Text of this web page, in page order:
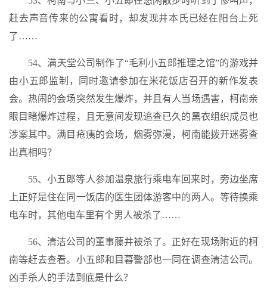
赶去声音传来的公寓看时，却发现井本氏已经在阳台上死
了……
54、满天堂公司制作了“毛利小五郎推理之馆”的游戏并
由小五郎监制，同时邀请参加在米花饭店召开的新作发表
会。热闹的会场突然发生爆炸，并且有人当场遇害，柯南亲
眼目睹爆炸过程，且无意间发现追查已久的黑衣组织成员也
涉案其中。满目疮痍的会场，烟雾弥漫，柯南能拨开迷雾查
出真相吗？
55、小五郎等人参加温泉旅行乘电车回来时，旁边坐席
上正好是住在同一饭店的医生团体游客中的两人。等待换乘
电车时，其他电车里有个男人被杀了……
56、清洁公司的董事藤井被杀了。正好在现场附近的柯
南等赶去查看。小五郎和目暮警部也一同在调查清洁公司。
凶手杀人的手法到底是什么？